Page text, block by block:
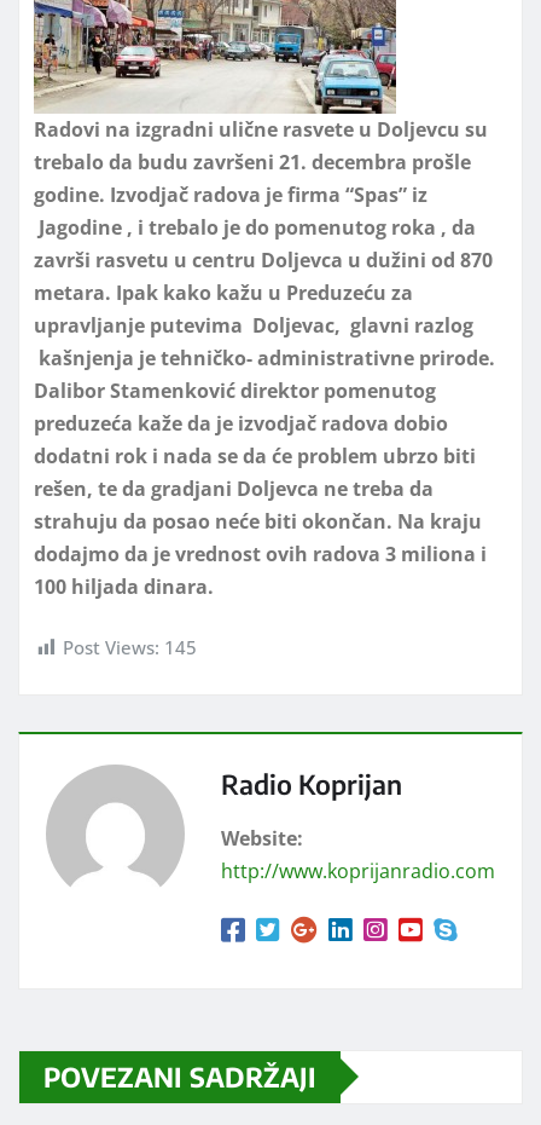
Radovi na izgradni ulične rasvete u Doljevcu su
trebalo da budu završeni 21. decembra prošle
godine. Izvodjač radova je firma “Spas” iz
Jagodine , i trebalo je do pomenutog roka , da
završi rasvetu u centru Doljevca u dužini od 870
metara. Ipak kako kažu u Preduzeću za
upravljanje putevima Doljevac, glavni razlog
kašnjenja je tehničko- administrativne prirode.
Dalibor Stamenković direktor pomenutog
preduzeća kaže da je izvodjač radova dobio
dodatni rok i nada se da će problem ubrzo biti
rešen, te da gradjani Doljevca ne treba da
strahuju da posao neće biti okončan. Na kraju
dodajmo da je vrednost ovih radova 3 miliona i
100 hiljada dinara.
Post Views: 145
Radio Koprijan
Website:
http://www.koprijanradio.com
POVEZANI SADRŽAJI